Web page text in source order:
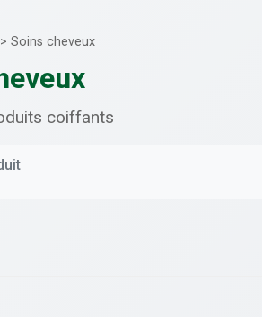
> Soins cheveux
coiffants